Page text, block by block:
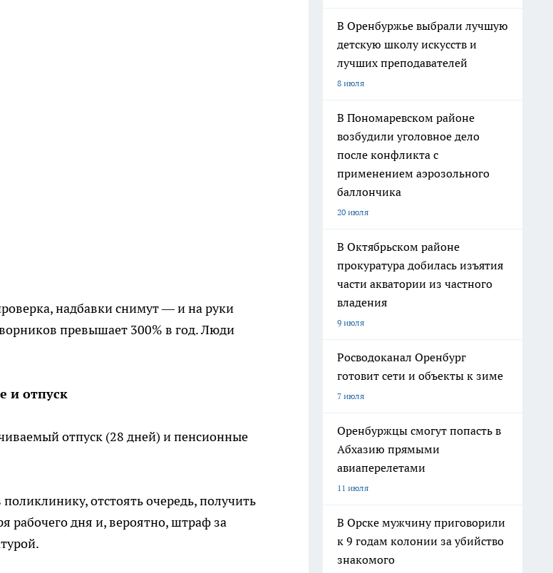
надбавки снимут — и на руки
превышает 300% в год. Люди
и отпуск
отпуск (28 дней) и пенсионные
отстоять очередь, получить
рабочего дня и, вероятно, штраф за
В Оренбуржье выбрали лучшую
детскую школу искусств и
лучших преподавателей
8 июля
В Пономаревском районе
возбудили уголовное дело
после конфликта с
применением аэрозольного
баллончика
20 июля
В Октябрьском районе
прокуратура добилась изъятия
части акватории из частного
владения
9 июля
Росводоканал Оренбург
готовит сети и объекты к зиме
7 июля
Оренбуржцы смогут попасть в
Абхазию прямыми
авиаперелетами
11 июля
В Орске мужчину приговорили
к 9 годам колонии за убийство
знакомого